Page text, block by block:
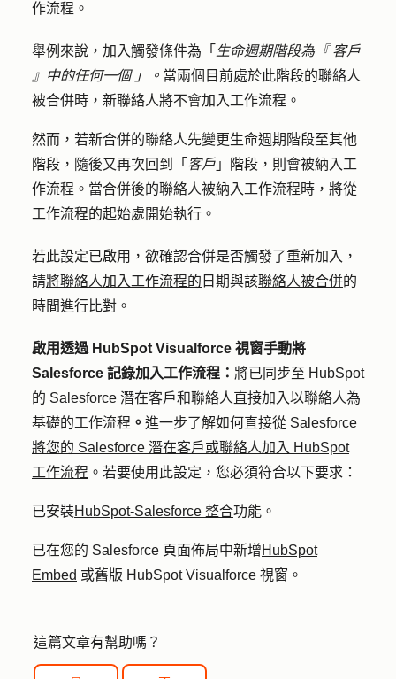
作流程。
舉例來說，加入觸發條件為「 生命週期階段為『 客戶
』中的任何一個 」。 當兩個目前處於此階段的聯絡人
被合併時，新聯絡人將不會加入工作流程。
然而，若新合併的聯絡人先變更生命週期階段至其他
階段，隨後又再次回到「 客戶 」階段，則會被納入工
作流程。當合併後的聯絡人被納入工作流程時，將從
工作流程的起始處開始執行。
若此設定已啟用，欲確認合併是否觸發了重新加入，
請將聯絡人加入工作流程的 日期與該聯絡人被合併的
時間進行比對。
啟用透過 HubSpot Visualforce 視窗手動將
Salesforce 記錄加入工作流程： 將已同步至 HubSpot
的 Salesforce 潛在客戶和聯絡人直接加入以聯絡人為
基礎的工作流程 。 進一步了解如何直接從 Salesforce
將您的 Salesforce 潛在客戶或聯絡人加入 HubSpot
工作流程 。若要使用此設定，您必須符合以下要求：
已安裝HubSpot-Salesforce 整合功能。
已在您的 Salesforce 頁面佈局中新增HubSpot
Embed 或舊版 HubSpot Visualforce 視窗。
這篇文章有幫助嗎？